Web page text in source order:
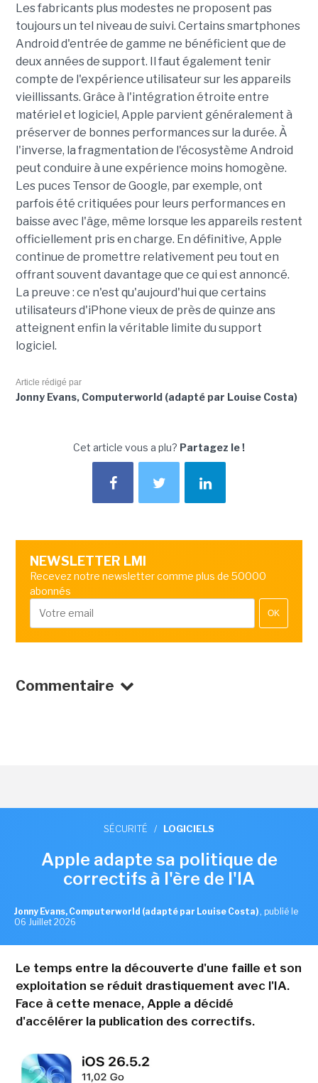
Les fabricants plus modestes ne proposent pas
toujours un tel niveau de suivi. Certains smartphones
Android d'entrée de gamme ne bénéficient que de
deux années de support. Il faut également tenir
compte de l'expérience utilisateur sur les appareils
vieillissants. Grâce à l'intégration étroite entre
matériel et logiciel, Apple parvient généralement à
préserver de bonnes performances sur la durée. À
l'inverse, la fragmentation de l'écosystème Android
peut conduire à une expérience moins homogène.
Les puces Tensor de Google, par exemple, ont
parfois été critiquées pour leurs performances en
baisse avec l'âge, même lorsque les appareils restent
officiellement pris en charge. En définitive, Apple
continue de promettre relativement peu tout en
offrant souvent davantage que ce qui est annoncé.
La preuve : ce n'est qu'aujourd'hui que certains
utilisateurs d'iPhone vieux de près de quinze ans
atteignent enfin la véritable limite du support
logiciel.
Article rédigé par
Jonny Evans, Computerworld (adapté par Louise Costa)
Cet article vous a plu? Partagez le !
NEWSLETTER LMI
Recevez notre newsletter comme plus de 50000
abonnés
OK
Commentaire
SÉCURITÉ / LOGICIELS
Apple adapte sa politique de
correctifs à l'ère de l'IA
Jonny Evans, Computerworld (adapté par Louise Costa) , publié le
06 Juillet 2026
Le temps entre la découverte d'une faille et son
exploitation se réduit drastiquement avec l'IA.
Face à cette menace, Apple a décidé
d'accélérer la publication des correctifs.